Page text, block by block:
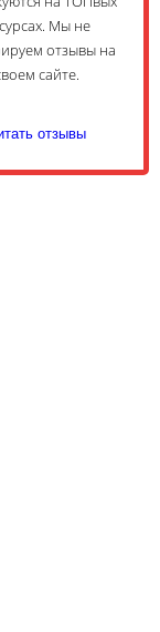
Мы не
отзывы на
сайте.
отзывы